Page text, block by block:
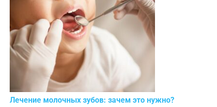
Лечение молочных зубов: зачем это нужно?